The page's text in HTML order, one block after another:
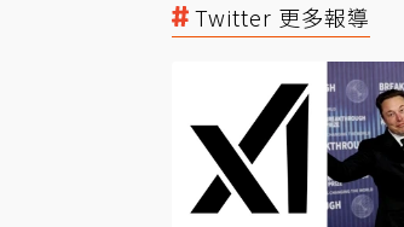
Twitter 更多報導